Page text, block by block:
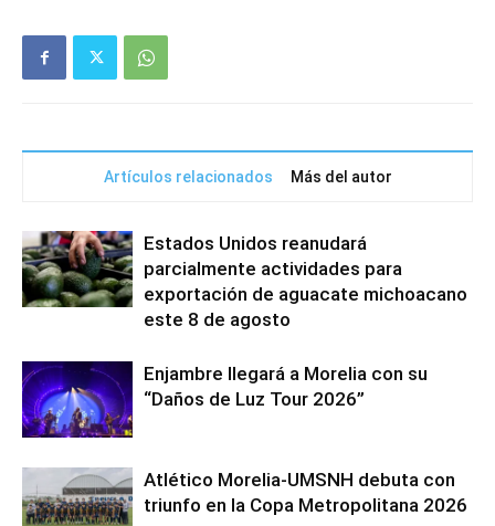
Artículos relacionados Más del autor
Estados Unidos reanudará
parcialmente actividades para
exportación de aguacate michoacano
este 8 de agosto
Enjambre llegará a Morelia con su
“Daños de Luz Tour 2026”
Atlético Morelia-UMSNH debuta con
triunfo en la Copa Metropolitana 2026